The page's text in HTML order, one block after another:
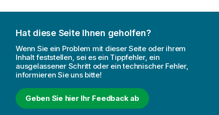
i
n
s
h
i
n
w
e
i
Hat diese Seite Ihnen geholfen?
Wenn Sie ein Problem mit dieser Seite oder ihrem
Inhalt feststellen, sei es ein Tippfehler, ein
ausgelassener Schritt oder ein technischer Fehler,
informieren Sie uns bitte!
Geben Sie hier Ihr Feedback ab